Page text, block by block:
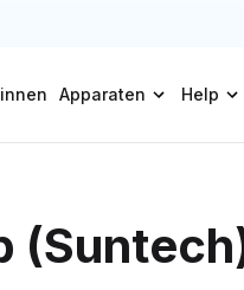
Apparaten Help